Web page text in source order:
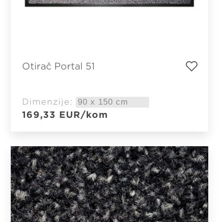
Otirač Portal 51
Dimenzije:
169,33 EUR/kom